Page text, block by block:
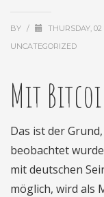
BY / THURSDAY,
UNCATEGORIZED
Mit
Das ist der
beobachtet
mit deutschen
möglich, wird als